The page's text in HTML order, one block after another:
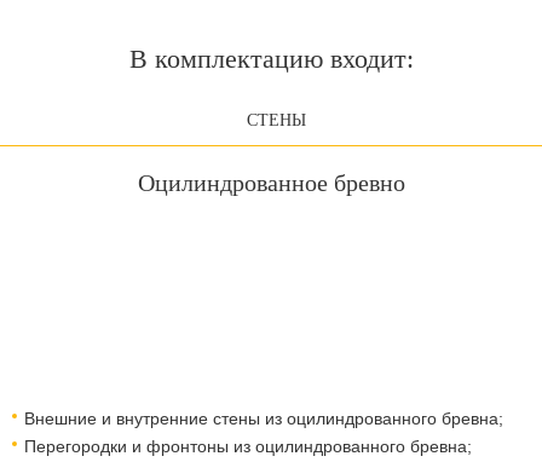
В комплектацию входит:
СТЕНЫ
Оцилиндрованное бревно
Внешние и внутренние стены из оцилиндрованного бревна;
Перегородки и фронтоны из оцилиндрованного бревна;